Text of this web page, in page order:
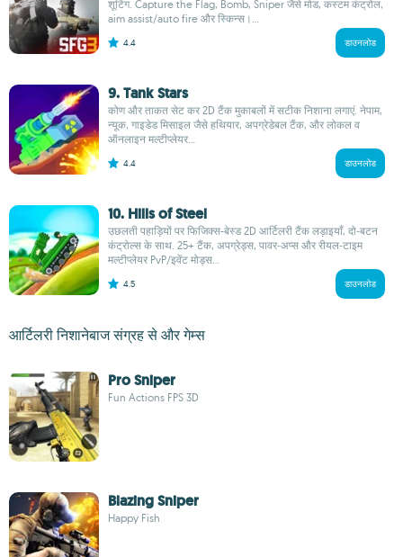
शूटिंग. Capture the Flag, Bomb, Sniper जैसे मोड, कस्टम कंट्रोल,
aim assist/auto fire और स्किन्स।...
4.4 डाउनलोड
9. Tank Stars
कोण और ताकत सेट कर 2D टैंक मुकाबलों में सटीक निशाना लगाएं. नेपाम,
न्यूक, गाइडेड मिसाइल जैसे हथियार, अपग्रेडेबल टैंक, और लोकल व
ऑनलाइन मल्टीप्लेयर...
4.4 डाउनलोड
10. Hills of Steel
उछलती पहाड़ियों पर फिजिक्स-बेस्ड 2D आर्टिलरी टैंक लड़ाइयाँ, दो‑बटन
कंट्रोल्स के साथ. 25+ टैंक, अपग्रेड्स, पावर‑अप्स और रीयल‑टाइम
मल्टीप्लेयर PvP/इवेंट मोड्स...
4.5 डाउनलोड
आर्टिलरी निशानेबाज संग्रह से और गेम्स
Pro Sniper
Fun Actions FPS 3D
Blazing Sniper
Happy Fish